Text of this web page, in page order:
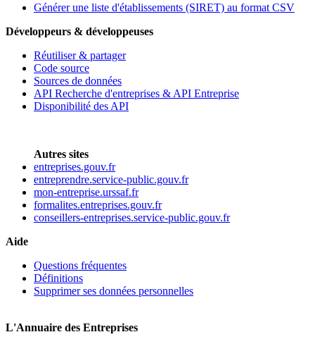
Générer une liste d'établissements (SIRET) au format CSV
Développeurs & développeuses
Réutiliser & partager
Code source
Sources de données
API Recherche d'entreprises & API Entreprise
Disponibilité des API
Autres sites
entreprises.gouv.fr
entreprendre.service-public.gouv.fr
mon-entreprise.urssaf.fr
formalites.entreprises.gouv.fr
conseillers-entreprises.service-public.gouv.fr
Aide
Questions fréquentes
Définitions
Supprimer ses données personnelles
L'Annuaire des Entreprises